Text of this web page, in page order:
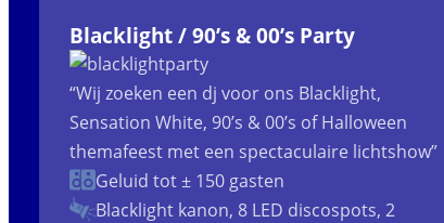
Blacklight / 90’s & 00’s Party
“Wij zoeken een dj voor ons Blacklight,
Sensation White, 90’s & 00’s of Halloween
themafeest met een spectaculaire lichtshow”
Geluid tot ± 150 gasten
Blacklight kanon, 8 LED discospots, 2